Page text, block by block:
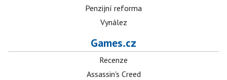
Penzijní reforma
Vynález
Games.cz
Recenze
Assassin's Creed